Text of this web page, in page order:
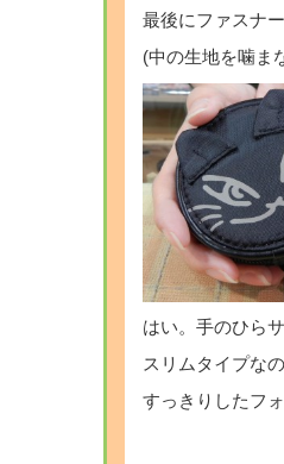
最後にファスナ
(中の生地を噛ま
はい。手のひら
スリムタイプな
すっきりしたフ